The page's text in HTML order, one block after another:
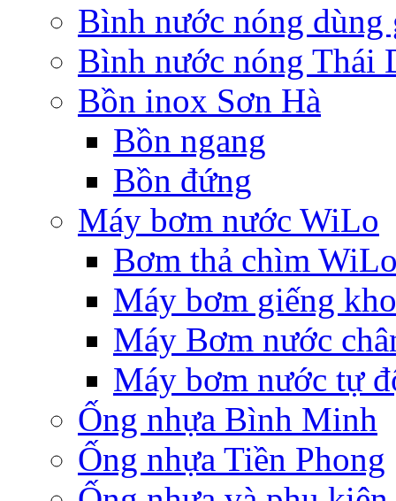
Bình nước nóng
Bình nước nóng Thái
Bồn inox Sơn Hà
Bồn ngang
Bồn đứng
Máy bơm nước WiLo
Bơm thả chìm
Máy bơm giếng
Máy Bơm nước
Máy bơm nước tự
Ống nhựa Bình Minh
Ống nhựa Tiền Phong